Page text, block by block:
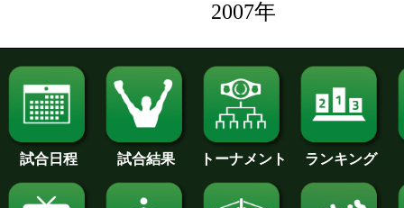
2007年
試合日程 試合結果 トーナメント ランキング